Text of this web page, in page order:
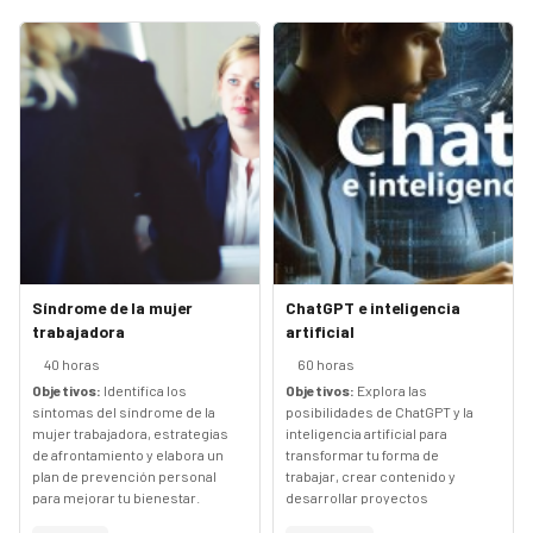
Síndrome de la mujer
trabajadora
40 horas
Objetivos: Identifica los
síntomas del síndrome de la
mujer trabajadora, estrategias
de afrontamiento y elabora un
plan de prevención personal
para mejorar tu bienestar.
ChatGPT e inteligencia
artificial
60 horas
Objetivos: Explora las
posibilidades de ChatGPT y la
inteligencia artificial para
transformar tu forma de
trabajar, crear contenido y
desarrollar proyectos